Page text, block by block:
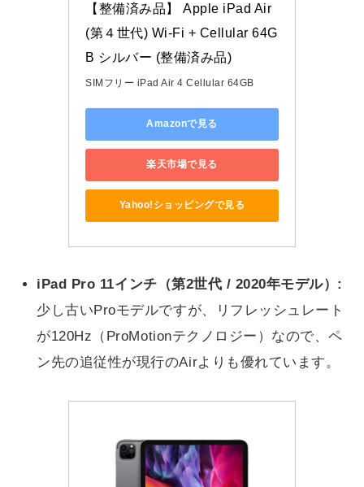
【整備済み品】 Apple iPad Air
(第４世代) Wi-Fi + Cellular 64G
B シルバー (整備済み品)
SIMフリー iPad Air 4 Cellular 64GB
Amazonで見る
楽天市場で見る
Yahoo!ショッピングで見る
iPad Pro 11インチ（第2世代 / 2020年モデル）:
少し古いProモデルですが、リフレッシュレート
が120Hz（ProMotionテクノロジー）なので、ペ
ン先の追従性が現行のAirよりも優れています。